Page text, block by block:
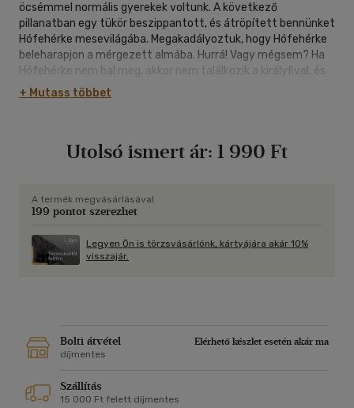
öcsémmel normális gyerekek voltunk. A következő
pillanatban egy tükör beszippantott, és átröpített bennünket
Hófehérke mesevilágába. Megakadályoztuk, hogy Hófehérke
beleharapjon a mérgezett almába. Hurrá! Vagy mégsem? Ha
Hófehérke nem hal meg, akkor nem találkozik a királyfival, és
oda lesz a boldogan éltek, míg meg nem haltak. Tehát
egyenesbe kell hoznunk a mesét, és utána, ha szerencsénk
pontosan olyanok élőben, mint a mesében. Hófehérke például
autó vagy az e-mail...
+ Mutass többet
Utolsó ismert ár: 1 990 Ft
A termék megvásárlásával
199 pontot szerezhet
Legyen Ön is törzsvásárlónk, kártyájára akár 10%
visszajár.
Bolti átvétel
Elérhető készlet esetén akár ma
díjmentes
Szállítás
15 000 Ft felett díjmentes